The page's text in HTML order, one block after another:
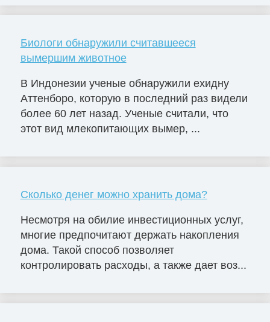
Биологи обнаружили считавшееся
вымершим животное
В Индонезии ученые обнаружили ехидну
Аттенборо, которую в последний раз видели
более 60 лет назад. Ученые считали, что
этот вид млекопитающих вымер, ...
Сколько денег можно хранить дома?
Несмотря на обилие инвестиционных услуг,
многие предпочитают держать накопления
дома. Такой способ позволяет
контролировать расходы, а также дает воз...